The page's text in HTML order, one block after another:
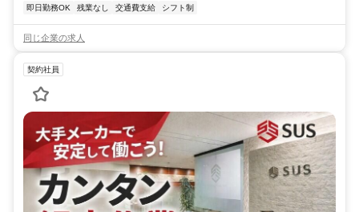
即日勤務OK 残業なし 交通費支給 シフト制
同じ企業の求人
契約社員